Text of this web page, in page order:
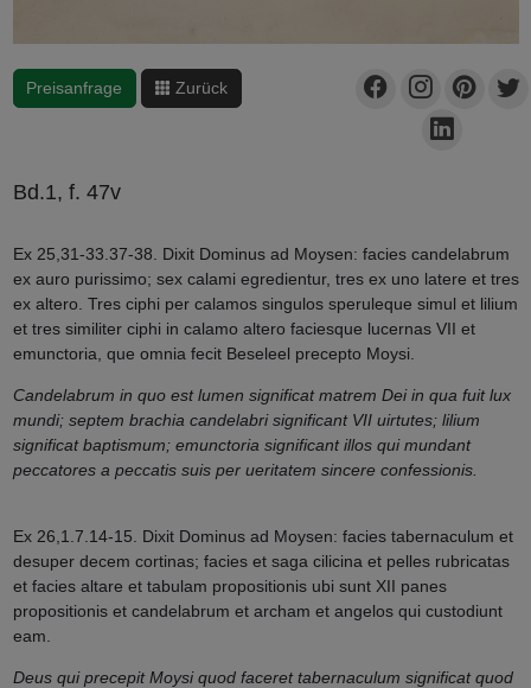
Preisanfrage Zurück
Bd.1, f. 47v
Ex 25,31-33.37-38. Dixit Dominus ad Moysen: facies candelabrum
ex auro purissimo; sex calami egredientur, tres ex uno latere et tres
ex altero. Tres ciphi per calamos singulos speruleque simul et lilium
et tres similiter ciphi in calamo altero faciesque lucernas VII et
emunctoria, que omnia fecit Beseleel precepto Moysi.
Candelabrum in quo est lumen significat matrem Dei in qua fuit lux
mundi; septem brachia candelabri significant VII uirtutes; lilium
significat baptismum; emunctoria significant illos qui mundant
peccatores a peccatis suis per ueritatem sincere confessionis.
Ex 26,1.7.14-15. Dixit Dominus ad Moysen: facies tabernaculum et
desuper decem cortinas; facies et saga cilicina et pelles rubricatas
et facies altare et tabulam propositionis ubi sunt XII panes
propositionis et candelabrum et archam et angelos qui custodiunt
eam.
Deus qui precepit Moysi quod faceret tabernaculum significat quod